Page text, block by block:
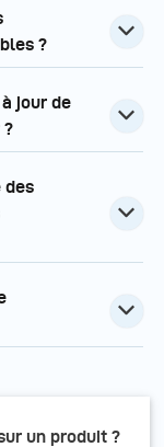
?
jour de
?
des
un produit ?